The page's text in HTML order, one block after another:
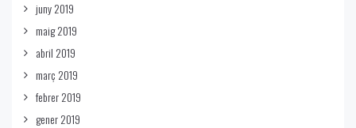
juny 2019
maig 2019
abril 2019
març 2019
febrer 2019
gener 2019